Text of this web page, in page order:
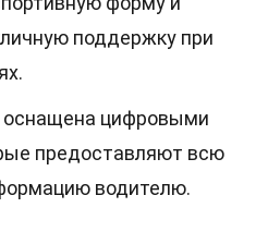
поддержку при
оснащена цифровыми
предоставляют всю
водителю.